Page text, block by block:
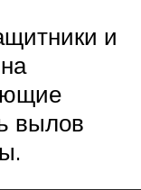
и
вылов